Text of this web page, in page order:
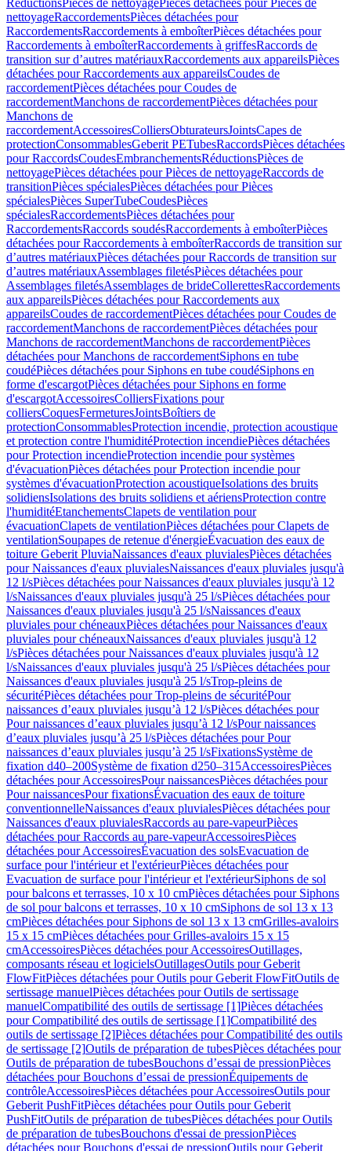
RéductionsPièces de nettoyagePièces détachées pour Pièces de
nettoyageRaccordementsPièces détachées pour
RaccordementsRaccordements à emboîterPièces détachées pour
Raccordements à emboîterRaccordements à griffesRaccords de
transition sur d’autres matériauxRaccordements aux appareilsPièces
détachées pour Raccordements aux appareilsCoudes de
raccordementPièces détachées pour Coudes de
raccordementManchons de raccordementPièces détachées pour
Manchons de
raccordementAccessoiresColliersObturateursJointsCapes de
protectionConsommablesGeberit PETubesRaccordsPièces détachées
pour RaccordsCoudesEmbranchementsRéductionsPièces de
nettoyagePièces détachées pour Pièces de nettoyageRaccords de
transitionPièces spécialesPièces détachées pour Pièces
spécialesPièces SuperTubeCoudesPièces
spécialesRaccordementsPièces détachées pour
RaccordementsRaccords soudésRaccordements à emboîterPièces
détachées pour Raccordements à emboîterRaccords de transition sur
d’autres matériauxPièces détachées pour Raccords de transition sur
d’autres matériauxAssemblages filetésPièces détachées pour
Assemblages filetésAssemblages de brideCollerettesRaccordements
aux appareilsPièces détachées pour Raccordements aux
appareilsCoudes de raccordementPièces détachées pour Coudes de
raccordementManchons de raccordementPièces détachées pour
Manchons de raccordementManchons de raccordementPièces
détachées pour Manchons de raccordementSiphons en tube
coudéPièces détachées pour Siphons en tube coudéSiphons en
forme d'escargotPièces détachées pour Siphons en forme
d'escargotAccessoiresColliersFixations pour
colliersCoquesFermeturesJointsBoîtiers de
protectionConsommablesProtection incendie, protection acoustique
et protection contre l'humiditéProtection incendiePièces détachées
pour Protection incendieProtection incendie pour systèmes
d'évacuationPièces détachées pour Protection incendie pour
systèmes d'évacuationProtection acoustiqueIsolations des bruits
solidiensIsolations des bruits solidiens et aériensProtection contre
l'humiditéEtanchementsClapets de ventilation pour
évacuationClapets de ventilationPièces détachées pour Clapets de
ventilationSoupapes de retenue d'énergieÉvacuation des eaux de
toiture Geberit PluviaNaissances d'eaux pluvialesPièces détachées
pour Naissances d'eaux pluvialesNaissances d'eaux pluviales jusqu'à
12 l/sPièces détachées pour Naissances d'eaux pluviales jusqu'à 12
l/sNaissances d'eaux pluviales jusqu'à 25 l/sPièces détachées pour
Naissances d'eaux pluviales jusqu'à 25 l/sNaissances d'eaux
pluviales pour chéneauxPièces détachées pour Naissances d'eaux
pluviales pour chéneauxNaissances d'eaux pluviales jusqu'à 12
l/sPièces détachées pour Naissances d'eaux pluviales jusqu'à 12
l/sNaissances d'eaux pluviales jusqu'à 25 l/sPièces détachées pour
Naissances d'eaux pluviales jusqu'à 25 l/sTrop-pleins de
sécuritéPièces détachées pour Trop-pleins de sécuritéPour
naissances d’eaux pluviales jusqu’à 12 l/sPièces détachées pour
Pour naissances d’eaux pluviales jusqu’à 12 l/sPour naissances
d’eaux pluviales jusqu’à 25 l/sPièces détachées pour Pour
naissances d’eaux pluviales jusqu’à 25 l/sFixationsSystème de
fixation d40–200Système de fixation d250–315AccessoiresPièces
détachées pour AccessoiresPour naissancesPièces détachées pour
Pour naissancesPour fixationsÉvacuation des eaux de toiture
conventionnelleNaissances d'eaux pluvialesPièces détachées pour
Naissances d'eaux pluvialesRaccords au pare-vapeurPièces
détachées pour Raccords au pare-vapeurAccessoiresPièces
détachées pour AccessoiresÉvacuation des solsEvacuation de
surface pour l'intérieur et l'extérieurPièces détachées pour
Evacuation de surface pour l'intérieur et l'extérieurSiphons de sol
pour balcons et terrasses, 10 x 10 cmPièces détachées pour Siphons
de sol pour balcons et terrasses, 10 x 10 cmSiphons de sol 13 x 13
cmPièces détachées pour Siphons de sol 13 x 13 cmGrilles-avaloirs
15 x 15 cmPièces détachées pour Grilles-avaloirs 15 x 15
cmAccessoiresPièces détachées pour AccessoiresOutillages,
composants réseau et logicielsOutillagesOutils pour Geberit
FlowFitPièces détachées pour Outils pour Geberit FlowFitOutils de
sertissage manuelPièces détachées pour Outils de sertissage
manuelCompatibilité des outils de sertissage [1]Pièces détachées
pour Compatibilité des outils de sertissage [1]Compatibilité des
outils de sertissage [2]Pièces détachées pour Compatibilité des outils
de sertissage [2]Outils de préparation de tubesPièces détachées pour
Outils de préparation de tubesBouchons d’essai de pressionPièces
détachées pour Bouchons d’essai de pressionÉquipements de
contrôleAccessoiresPièces détachées pour AccessoiresOutils pour
Geberit PushFitPièces détachées pour Outils pour Geberit
PushFitOutils de préparation de tubesPièces détachées pour Outils
de préparation de tubesBouchons d'essai de pressionPièces
détachées pour Bouchons d'essai de pressionOutils pour Geberit